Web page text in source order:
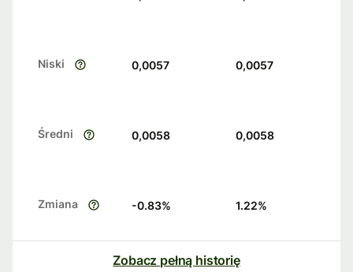
Niski 0,0057 0,0057
Średni 0,0058 0,0058
Zmiana -0.83% 1.22%
Zobacz pełną historię